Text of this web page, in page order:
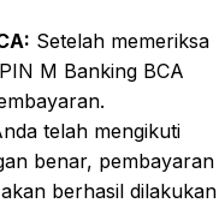
Setelah memeriksa
M Banking BCA
telah mengikuti
benar, pembayaran
berhasil dilakukan